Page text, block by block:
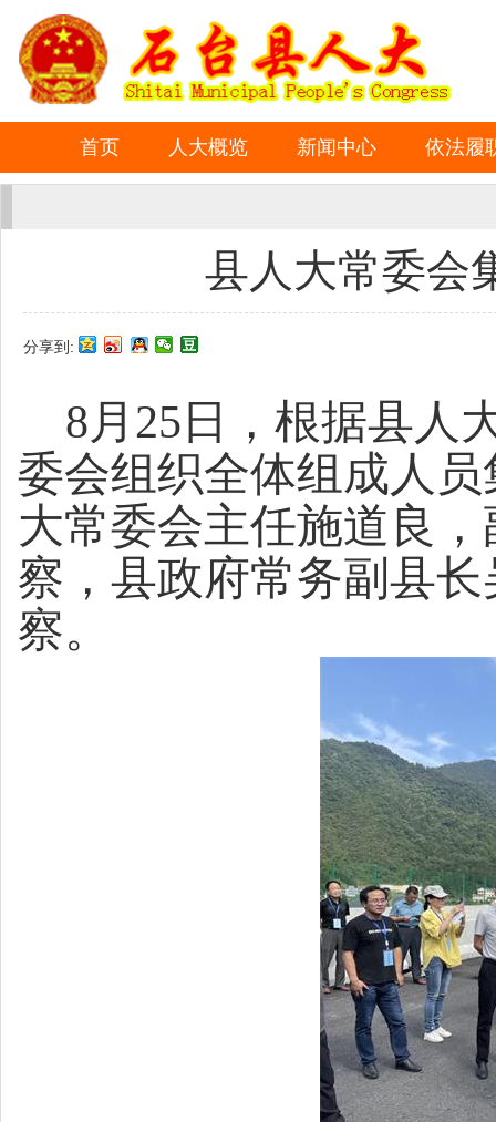
首页 人大概览 新闻中心 依法履
县人大常委会
分享到:
8月 25 日，根据县人
委会组织全体组成人
大常委会主任施道良
察，县政府常务副县
察。